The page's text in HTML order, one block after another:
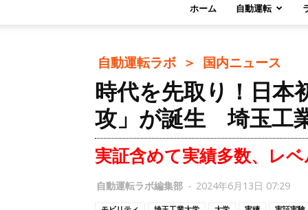
ホーム 自動運転
自動運転ラボ ＞ 国内ニュース
時代を先取り！日本
攻」が誕生 埼玉工
実証含めて実績多数、レ
自動運転ラボ編集部 - 2024年6月13日 07:29